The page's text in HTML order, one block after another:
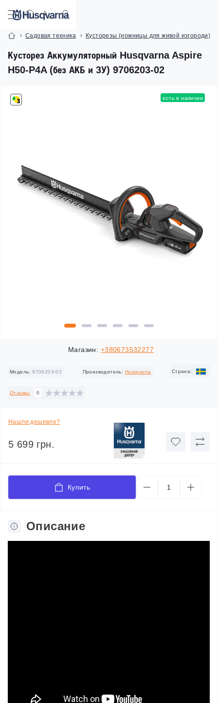
Садовая техника Кусторезы (ножницы для живой изгороди)
Кусторез Аккумуляторный Husqvarna Aspire
H50-P4A (без АКБ и ЗУ) 9706203-02
есть в наличии
Магазин: +380673532277
Модель: 9706203-02 Производитель: Husqvarna Cтрана:
Отзывы: 0
Нашли дешевле?
5 699 грн.
Купить
Описание